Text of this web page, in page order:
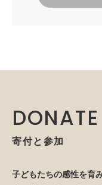
寄付と参加
子どもたちの感性を育